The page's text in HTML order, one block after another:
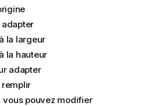
adapter
la largeur
la hauteur
adapter
remplir
vous pouvez modifier